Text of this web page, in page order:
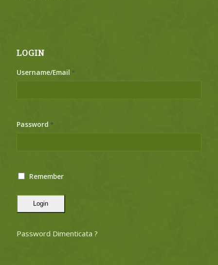
LOGIN
Username/Email *
Password *
Remember
Login
Password Dimenticata ?